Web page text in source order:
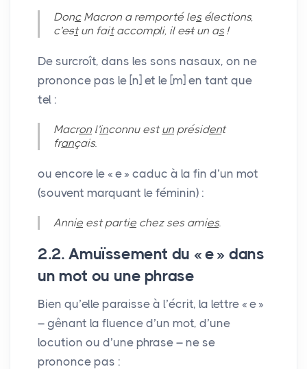
DoncMacron a remporté les élections,
c’estun faitaccompli, il estun as !
De surcroît, dans les sons nasaux, on ne
prononce pas le [n] et le [m] en tant que
tel :
Macron l’inconnu estun président
français.
ou encore le « e » caduc à la fin d’un mot
(souvent marquant le féminin) :
Annie est partie chez ses amies.
2.2. Amuïssement du «e» dans
un mot ou une phrase
Bien qu’elle paraisse à l’écrit, la lettre « e »
– gênant la fluence d’un mot, d’une
locution ou d’une phrase – ne se
prononce pas :